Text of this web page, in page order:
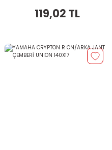
119,02 TL